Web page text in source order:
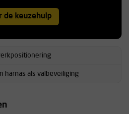
de keuzehulp
harnas als valbeveiliging